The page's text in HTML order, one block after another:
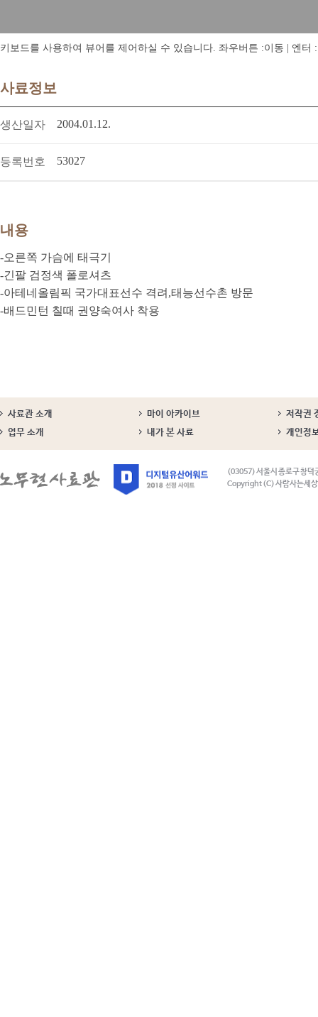
키보드를 사용하여 뷰어를 제어하실 수 있습니다. 좌우버튼 :이동 | 엔터
사료정보
생산일자 2004.01.12.
등록번호 53027
내용
-오른쪽 가슴에 태극기
-긴팔 검정색 폴로셔츠
-아테네올림픽 국가대표선수 격려,태능선수촌 방문
-배드민턴 칠때 권양숙여사 착용
사료관 소개 마이 아카이브
저작권
업무 소개
내가 본 사료 개인정
(03057) 서울시 종로구 창덕
Copyright (C) 사람사는세